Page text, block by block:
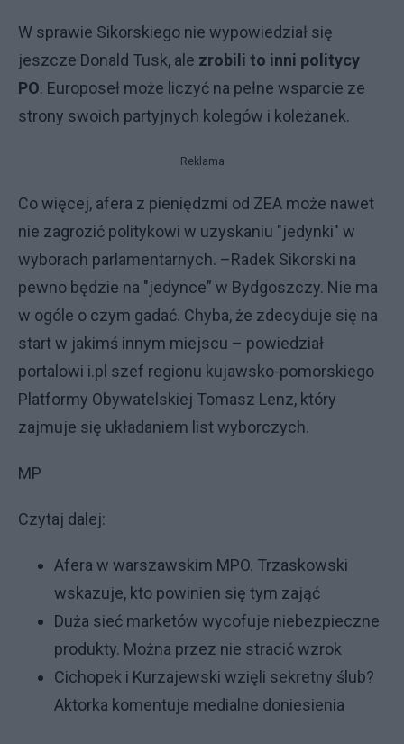
W sprawie Sikorskiego nie wypowiedział się
jeszcze Donald Tusk, ale zrobili to inni politycy
PO. Europoseł może liczyć na pełne wsparcie ze
strony swoich partyjnych kolegów i koleżanek.
Reklama
Co więcej, afera z pieniędzmi od ZEA może nawet
nie zagrozić politykowi w uzyskaniu "jedynki" w
wyborach parlamentarnych. –Radek Sikorski na
pewno będzie na "jedynce” w Bydgoszczy. Nie ma
w ogóle o czym gadać. Chyba, że zdecyduje się na
start w jakimś innym miejscu – powiedział
portalowi i.pl szef regionu kujawsko-pomorskiego
Platformy Obywatelskiej Tomasz Lenz, który
zajmuje się układaniem list wyborczych.
MP
Czytaj dalej:
Afera w warszawskim MPO. Trzaskowski
wskazuje, kto powinien się tym zająć
Duża sieć marketów wycofuje niebezpieczne
produkty. Można przez nie stracić wzrok
Cichopek i Kurzajewski wzięli sekretny ślub?
Aktorka komentuje medialne doniesienia